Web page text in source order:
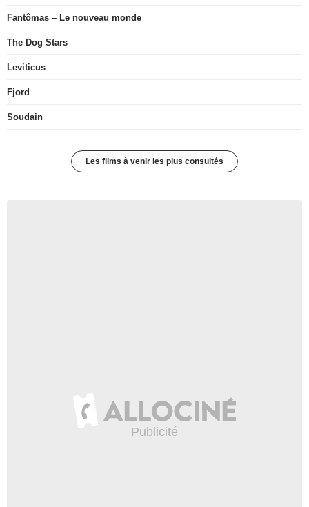
Fantômas – Le nouveau monde
The Dog Stars
Leviticus
Fjord
Soudain
Les films à venir les plus consultés